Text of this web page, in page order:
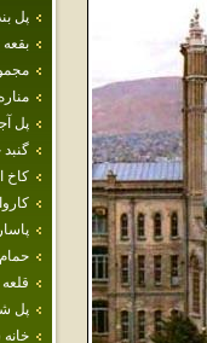
پل
پل‌
كاخ
پل‌